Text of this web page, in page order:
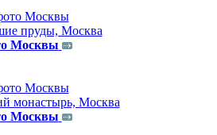
пруды, Москва
Москвы
монастырь, Москва
Москвы